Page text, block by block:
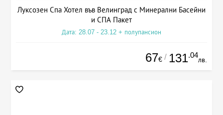
Луксозен Спа Хотел във Велинград с Минерални Басейни
и СПА Пакет
Дата: 28.07 - 23.12 + полупансион
67€ / 131.04
лв.